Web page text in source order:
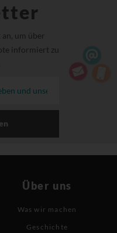
um über
informiert zu
Über uns
Was wir machen
Geschichte